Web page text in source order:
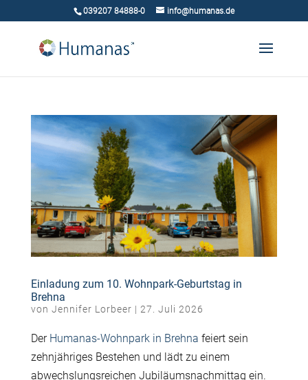
039207 84888-0 info@humanas.de
Einladung zum 10. Wohnpark-Geburtstag in
Brehna
von Jennifer Lorbeer | 27. Juli 2026
Der Humanas-Wohnpark in Brehna feiert sein
zehnjähriges Bestehen und lädt zu einem
abwechslungsreichen Jubiläumsnachmittag ein.